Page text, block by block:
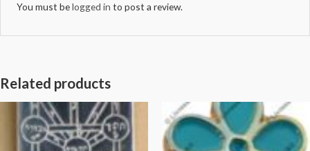
You must belogged in to post a review.
Related products